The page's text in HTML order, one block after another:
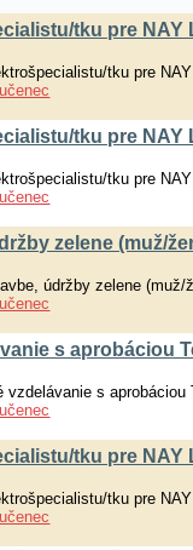
tku pre NAY
tku pre
tku pre NAY
tku pre
zelene (muž/
údržby zelene (muž/
s aprobáciou
s
tku pre NAY
tku pre